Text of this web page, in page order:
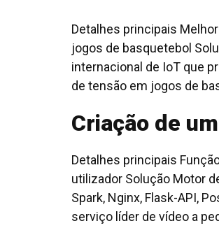
Detalhes principais
jogos de basquetebol
internacional de IoT que
de tensão em jogos de
Criação de
Detalhes principais
utilizador Solução Motor
Spark, Nginx, Flask-API,
serviço líder de vídeo a